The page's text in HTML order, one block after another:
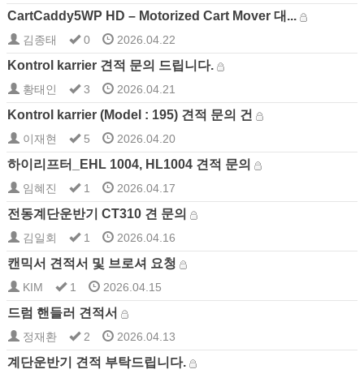
CartCaddy5WP HD – Motorized Cart Mover 대...
김종태 0 2026.04.22
Kontrol karrier 견적 문의 드립니다.
황태인 3 2026.04.21
Kontrol karrier (Model : 195) 견적 문의 건
이재현 5 2026.04.20
하이리프터_EHL 1004, HL1004 견적 문의
임혜진 1 2026.04.17
전동계단운반기 CT310 견 문의
김일회 1 2026.04.16
캔믹서 견적서 및 브로셔 요청
KIM 1 2026.04.15
드럼 핸들러 견적서
정재환 2 2026.04.13
계단운반기 견적 부탁드립니다.